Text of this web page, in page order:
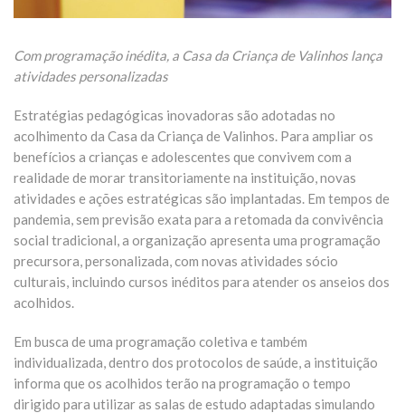
Com programação inédita, a Casa da Criança de Valinhos lança
atividades personalizadas
Estratégias pedagógicas inovadoras são adotadas no
acolhimento da Casa da Criança de Valinhos. Para ampliar os
benefícios a crianças e adolescentes que convivem com a
realidade de morar transitoriamente na instituição, novas
atividades e ações estratégicas são implantadas. Em tempos de
pandemia, sem previsão exata para a retomada da convivência
social tradicional, a organização apresenta uma programação
precursora, personalizada, com novas atividades sócio
culturais, incluindo cursos inéditos para atender os anseios dos
acolhidos.
Em busca de uma programação coletiva e também
individualizada, dentro dos protocolos de saúde, a instituição
informa que os acolhidos terão na programação o tempo
dirigido para utilizar as salas de estudo adaptadas simulando